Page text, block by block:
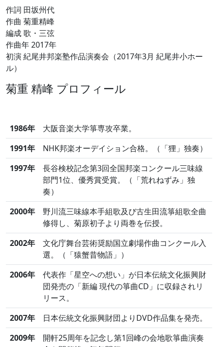
作詞 田坂州代
作曲 菊重精峰
編成 歌・三弦
作曲年 2017年
初演 紀尾井邦楽塾作品演奏会（2017年3月 紀尾井小ホー
ル）
菊重 精峰 プロフィール
1986年
大阪音楽大学箏専攻卒業。
1991年
NHK邦楽オーデイション合格。（「狸」独奏）
1997年
長谷検校記念第3回全国邦楽コンクール三味線
部門1位、優秀賞受賞。（「荒れねずみ」独
奏）
2000年
野川流三味線本手組歌及び古生田流箏組歌全曲
修得し、菊原初子より両巻を伝授。
2002年
文化庁舞台芸術奨励国立劇場作曲コンクール入
選。（「猿蟹昔物語」）
2006年
代表作「星空への想い」が日本伝統文化振興財
団発売の「新編 現代の箏曲CD」に収録されリ
リース。
2007年
日本伝統文化振興財団よりDVD作品集を発売。
2009年
開軒25周年を記念し第1回峰の会地歌箏曲演奏